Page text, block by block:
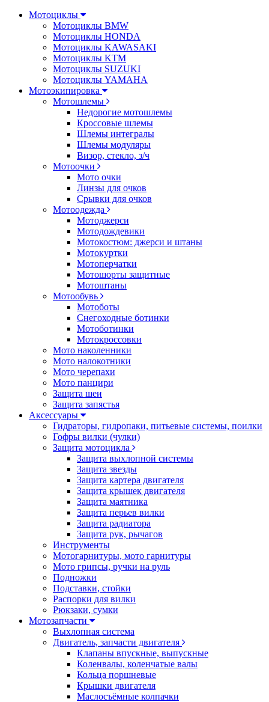
Мотоциклы
Мотоциклы BMW
Мотоциклы HONDA
Мотоциклы KAWASAKI
Мотоциклы KTM
Мотоциклы SUZUKI
Мотоциклы YAMAHA
Мотоэкипировка
Мотошлемы
Недорогие мотошлемы
Кроссовые шлемы
Шлемы интегралы
Шлемы модуляры
Визор, стекло, з/ч
Мотоочки
Мото очки
Линзы для очков
Срывки для очков
Мотоодежда
Мотоджерси
Мотодождевики
Мотокостюм: джерси и штаны
Мотокуртки
Мотоперчатки
Мотошорты защитные
Мотоштаны
Мотообувь
Мотоботы
Снегоходные ботинки
Мотоботинки
Мотокроссовки
Мото наколенники
Мото налокотники
Мото черепахи
Мото панцири
Защита шеи
Защита запястья
Аксессуары
Гидраторы, гидропаки, питьевые системы, поилки
Гофры вилки (чулки)
Защита мотоцикла
Защита выхлопной системы
Защита звезды
Защита картера двигателя
Защита крышек двигателя
Защита маятника
Защита перьев вилки
Защита радиатора
Защита рук, рычагов
Инструменты
Мотогарнитуры, мото гарнитуры
Мото грипсы, ручки на руль
Подножки
Подставки, стойки
Распорки для вилки
Рюкзаки, сумки
Мотозапчасти
Выхлопная система
Двигатель, запчасти двигателя
Клапаны впускные, выпускные
Коленвалы, коленчатые валы
Кольца поршневые
Крышки двигателя
Маслосъёмные колпачки